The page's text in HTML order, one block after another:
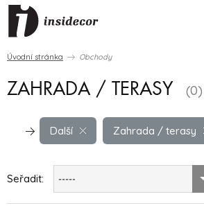
Úvodní stránka Obchody
ZAHRADA / TERASY (0)
Další Zahrada / terasy
Seřadit: -----